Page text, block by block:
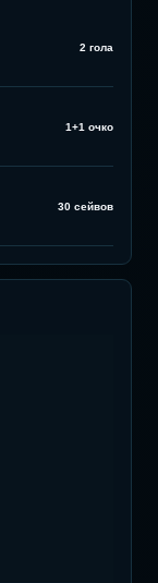
2 гола
1+1 очко
30 сейвов